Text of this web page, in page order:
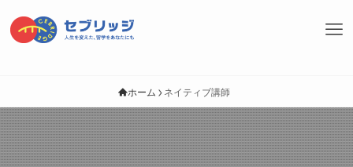
ホーム ネイティブ講師